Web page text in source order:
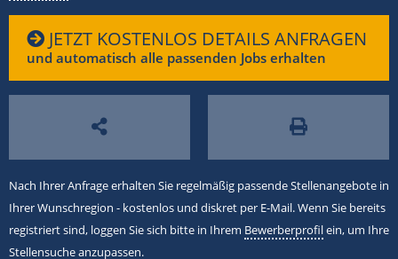
JETZT KOSTENLOS DETAILS ANFRAGEN
und automatisch alle passenden Jobs erhalten
Nach Ihrer Anfrage erhalten Sie regelmäßig passende Stellenangebote in
Ihrer Wunschregion - kostenlos und diskret per E-Mail. Wenn Sie bereits
registriert sind, loggen Sie sich bitte in Ihrem Bewerberprofilein, um Ihre
Stellensuche anzupassen.